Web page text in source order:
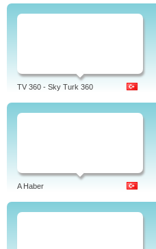
TV 360 - Sky Turk 360
A Haber